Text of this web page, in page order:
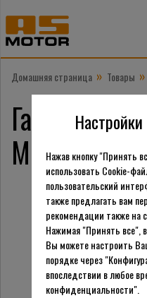
Домашняя страница » Товары »
MK
Нажав кнопку "Принять
использовать Cookie-
пользовательский
также предлагать вам
рекомендации также на
Нажимая "Принять все",
Вы можете настроить
порядке через
впоследствии в любое
конфиденциальности".